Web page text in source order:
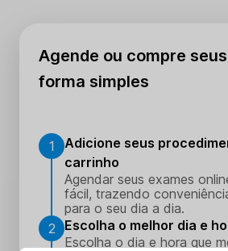
Agende ou compre
forma simples
1
Adicione seus
carrinho
Agendar seus exames
fácil, trazendo
para o seu dia a dia.
2
Escolha o melhor dia e
Escolha o dia e hora que